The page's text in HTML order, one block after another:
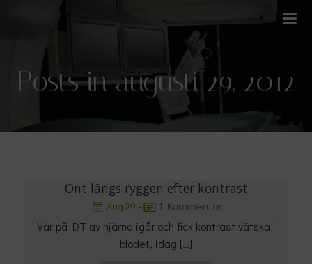
till
innehåll
Posts in augusti 29, 2012
Ont längs ryggen efter kontrast
Aug 29 - 1 Kommentar
Var på DT av hjärna igår och fick kontrast vätska i
blodet, idag […]